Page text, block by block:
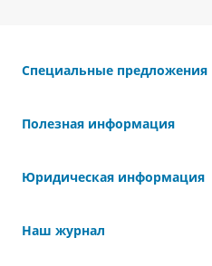
Специальные предложения
Полезная информация
Юридическая информация
Наш журнал